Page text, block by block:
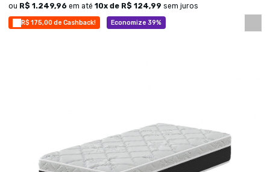
R$ 175,00 de Cashback! Economize 39%
ou R$ 1.249,96 em até 10x de R$ 124,99 sem juros